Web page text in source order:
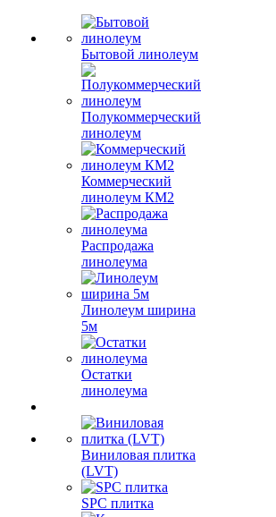
Бытовой линолеум
Полукоммерческий
линолеум
Коммерческий
линолеум КМ2
Распродажа
линолеума
Линолеум ширина
5м
Остатки
линолеума
Виниловая плитка
(LVT)
SPC плитка